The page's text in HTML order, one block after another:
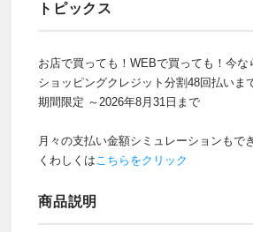
トピックス
お店で買っても！WEBで買っても！今な
ショッピングクレジット分割48回払いま
期間限定 ～2026年8月31日まで
月々の支払い金額シミュレーションもで
くわしくはこちらをクリック
商品説明